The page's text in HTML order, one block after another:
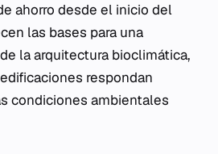
ahorro desde el inicio del
las bases para una
la arquitectura bioclimática,
respondan
condiciones ambientales